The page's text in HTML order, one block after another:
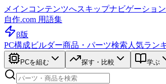
メインコンテンツへスキップナビゲーショ
自作.com 用語集
β版
PC構成ビルダー商品・パーツ検索 人気ラン
PCを組む 探す・比較 学ぶ